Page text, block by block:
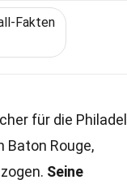
Fakten
für die
Baton Rouge,
Seine